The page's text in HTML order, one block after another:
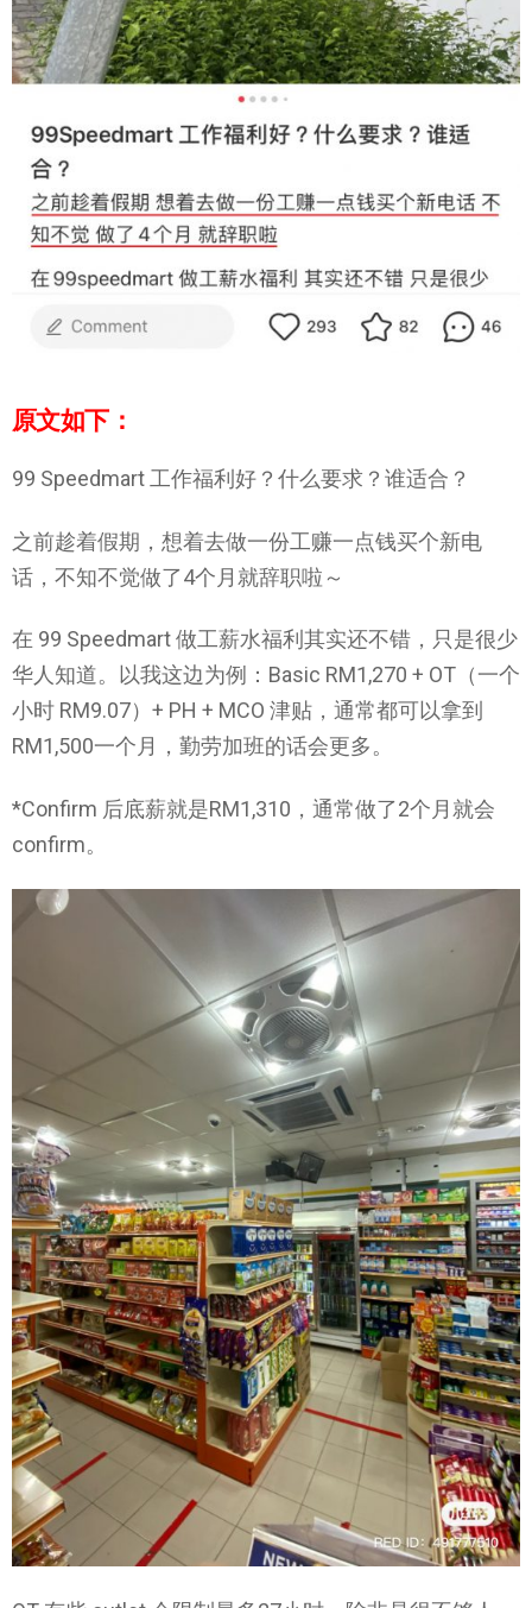
原文如下：
99 Speedmart 工作福利好？什么要求？谁适合？
之前趁着假期，想着去做一份工赚一点钱买个新电
话，不知不觉做了4个月就辞职啦～
在 99 Speedmart 做工薪水福利其实还不错，只是很少
华人知道。以我这边为例：Basic RM1,270 + OT（一个
小时 RM9.07）+ PH + MCO 津贴，通常都可以拿到
RM1,500一个月，勤劳加班的话会更多。
*Confirm 后底薪就是RM1,310，通常做了2个月就会
confirm。